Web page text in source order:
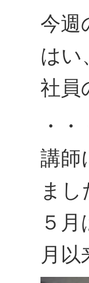
今週
はい
社員
・
講師
まし
５
月